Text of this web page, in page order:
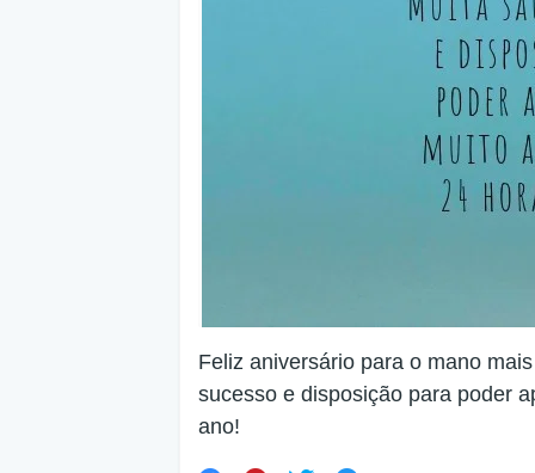
Feliz aniversário para o mano
sucesso e disposição para poder
ano!